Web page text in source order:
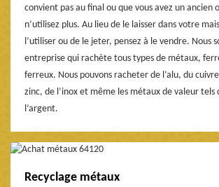
convient pas au final ou que vous avez un ancien
n’utilisez plus. Au lieu de le laisser dans votre
l’utiliser ou de le jeter, pensez à le vendre. Nous
entreprise qui rachète tous types de métaux,
ferreux. Nous pouvons racheter de l’alu, du
zinc, de l’inox et même les métaux de valeur tels
l’argent.
Recyclage métaux